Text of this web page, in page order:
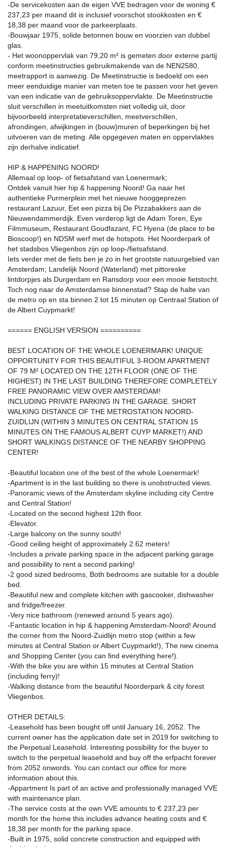
-De servicekosten aan de eigen VVE bedragen voor de woning €
237,23 per maand dit is inclusief voorschot stookkosten en €
18,38 per maand voor de parkeerplaats.
-Bouwjaar 1975, solide betonnen bouw en voorzien van dubbel
glas.
- Het woonoppervlak van 79,20 m² is gemeten door externe partij
conform meetinstructies gebruikmakende van de NEN2580,
meetrapport is aanwezig. De Meetinstructie is bedoeld om een
meer eenduidige manier van meten toe te passen voor het geven
van een indicatie van de gebruiksoppervlakte. De Meetinstructie
sluit verschillen in meetuitkomsten niet volledig uit, door
bijvoorbeeld interpretatieverschillen, meetverschillen,
afrondingen, afwijkingen in (bouw)muren of beperkingen bij het
uitvoeren van de meting. Alle opgegeven maten en oppervlaktes
zijn derhalve indicatief.
HIP & HAPPENING NOORD!
Allemaal op loop- of fietsafstand van Loenermark;
Ontdek vanuit hier hip & happening Noord! Ga naar het
authentieke Purmerplein met het nieuwe hooggeprezen
restaurant Lazuur, Eet een pizza bij De Pizzabakkers aan de
Nieuwendammerdijk. Even verderop ligt de Adam Toren, Eye
Filmmuseum, Restaurant Goudfazant, FC Hyena (de place to be
Bioscoop!) en NDSM werf met de hotspots. Het Noorderpark of
het stadsbos Vliegenbos zijn op loop-/fietsafstand.
Iets verder met de fiets ben je zo in het grootste natuurgebied van
Amsterdam; Landelijk Noord (Waterland) met pittoreske
lintdorpjes als Durgerdam en Ransdorp voor een mooie fietstocht.
Toch nog naar de Amsterdamse binnenstad? Stap de halte van
de metro op en sta binnen 2 tot 15 minuten op Centraal Station of
de Albert Cuypmarkt!
====== ENGLISH VERSION ==========
BEST LOCATION OF THE WHOLE LOENERMARK! UNIQUE
OPPORTUNITY FOR THIS BEAUTIFUL 3-ROOM APARTMENT
OF 79 M² LOCATED ON THE 12TH FLOOR (ONE OF THE
HIGHEST) IN THE LAST BUILDING THEREFORE COMPLETELY
FREE PANORAMIC VIEW OVER AMSTERDAM!
INCLUDING PRIVATE PARKING IN THE GARAGE. SHORT
WALKING DISTANCE OF THE METROSTATION NOORD-
ZUIDLIJN (WITHIN 3 MINUTES ON CENTRAL STATION 15
MINUTES ON THE FAMOUS ALBERT CUYP MARKET!) AND
SHORT WALKINGS DISTANCE OF THE NEARBY SHOPPING
CENTER!
-Beautiful location one of the best of the whole Loenermark!
-Apartment is in the last building so there is unobstructed views.
-Panoramic views of the Amsterdam skyline including city Centre
and Central Station!
-Located on the second highest 12th floor.
-Elevator.
-Large balcony on the sunny south!
-Good ceiling height of approximately 2.62 meters!
-Includes a private parking space in the adjacent parking garage
and possibility to rent a second parking!
-2 good sized bedrooms, Both bedrooms are suitable for a double
bed.
-Beautiful new and complete kitchen with gascooker, dishwasher
and fridge/freezer.
-Very nice bathroom (renewed around 5 years ago).
-Fantastic location in hip & happening Amsterdam-Noord! Around
the corner from the Noord-Zuidlijn metro stop (within a few
minutes at Central Station or Albert Cuypmarkt!), The new cinema
and Shopping Center (you can find everything here!).
-With the bike you are within 15 minutes at Central Station
(including ferry)!
-Walking distance from the beautiful Noorderpark & city forest
Vliegenbos.
OTHER DETAILS:
-Leasehold has been bought off until January 16, 2052. The
current owner has the application date set in 2019 for switching to
the Perpetual Leasehold. Interesting possibility for the buyer to
switch to the perpetual leasehold and buy off the erfpacht forever
from 2052 onwords. You can contact our office for more
information about this.
-Appartment Is part of an active and professionally managed VVE
with maintenance plan.
-The service costs at the own VVE amounts to € 237,23 per
month for the home this includes advance heating costs and €
18,38 per month for the parking space.
-Built in 1975, solid concrete construction and equipped with